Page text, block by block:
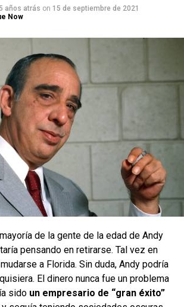
5 años atrás on 15 de septiembre de 2021
Now
de la gente de la edad de Andy
pensando en retirarse. Tal vez en
a Florida. Sin duda, Andy podría
El dinero nunca fue un problema
sido un empresario de “gran éxito”